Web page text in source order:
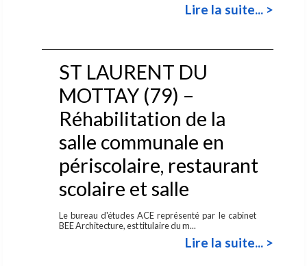
Lire la suite... >
ST LAURENT DU
MOTTAY (79) –
Réhabilitation de la
salle communale en
périscolaire, restaurant
scolaire et salle
Le bureau d'études ACE représenté par le cabinet
BEE Architecture, est titulaire du m...
Lire la suite... >